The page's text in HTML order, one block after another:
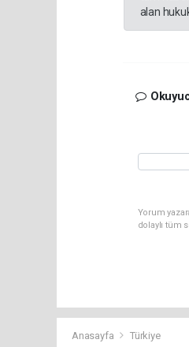
alan
Yorum
dolaylı tüm
Anasayfa Türkiye